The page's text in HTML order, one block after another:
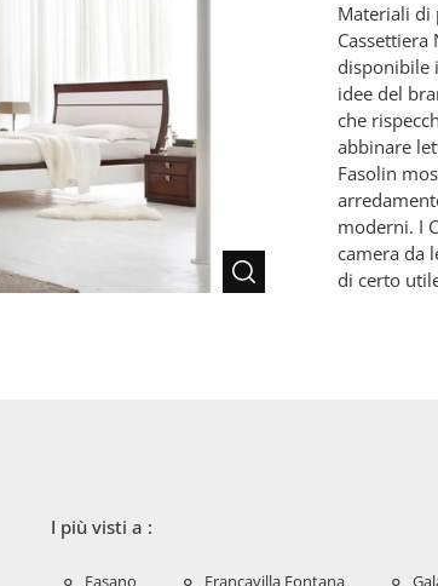
Materiali di
disponibile
idee del
che
abbinare
Fasolin
moderni. I
camera da
di certo
I più visti a :
Fasano Francavilla Fontana